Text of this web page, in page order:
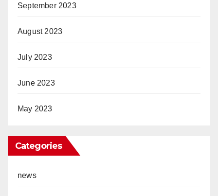
September 2023
August 2023
July 2023
June 2023
May 2023
Categories
news